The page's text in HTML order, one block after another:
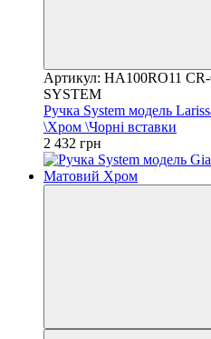
Артикул: HA100RO11
SYSTEM
Ручка System модель
\Хром \Чорні вставки
2 432 грн